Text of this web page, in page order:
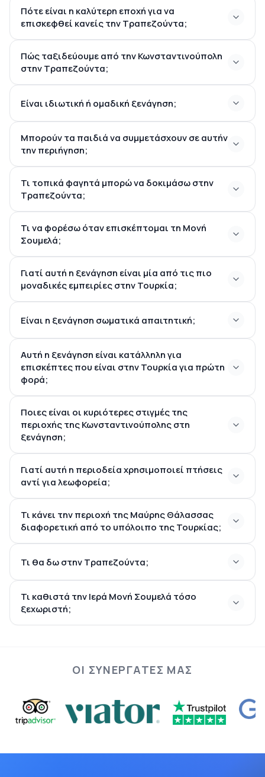
Πότε είναι η καλύτερη εποχή για να
επισκεφθεί κανείς την Τραπεζούντα;
Πώς ταξιδεύουμε από την Κωνσταντινούπολη
στην Τραπεζούντα;
Είναι ιδιωτική ή ομαδική ξενάγηση;
Μπορούν τα παιδιά να συμμετάσχουν σε αυτήν
την περιήγηση;
Τι τοπικά φαγητά μπορώ να δοκιμάσω στην
Τραπεζούντα;
Τι να φορέσω όταν επισκέπτομαι τη Μονή
Σουμελά;
Γιατί αυτή η ξενάγηση είναι μία από τις πιο
μοναδικές εμπειρίες στην Τουρκία;
Είναι η ξενάγηση σωματικά απαιτητική;
Αυτή η ξενάγηση είναι κατάλληλη για
επισκέπτες που είναι στην Τουρκία για πρώτη
φορά;
Ποιες είναι οι κυριότερες στιγμές της
περιοχής της Κωνσταντινούπολης στη
ξενάγηση;
Γιατί αυτή η περιοδεία χρησιμοποιεί πτήσεις
αντί για λεωφορεία;
Τι κάνει την περιοχή της Μαύρης Θάλασσας
διαφορετική από το υπόλοιπο της Τουρκίας;
Τι θα δω στην Τραπεζούντα;
Τι καθιστά την Ιερά Μονή Σουμελά τόσο
ξεχωριστή;
ΟΙ ΣΥΝΕΡΓΆΤΕΣ ΜΑΣ